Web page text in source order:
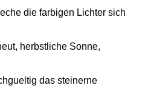
die farbigen Lichter sich
herbstliche Sonne,
das steinerne